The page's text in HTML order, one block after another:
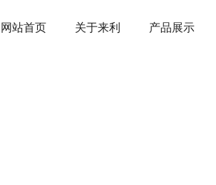
网站首页 关于来利 产品展示